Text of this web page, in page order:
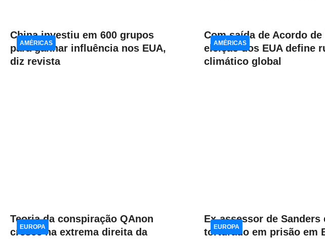
China investiu em 600 grupos
para ganhar influência nos EUA,
diz revista
AMÉRICAS
Com saída de Acordo de
eleição dos EUA define
climático global
AMÉRICAS
Teoria da conspiração QAnon
cresce na extrema direita da
EUROPA
Ex-assessor de Sanders
torturado em prisão em
EUROPA